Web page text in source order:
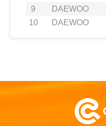
9
DAEWOO
10
DAEWOO